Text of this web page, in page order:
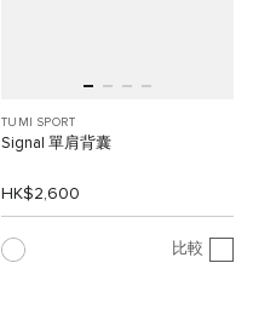
TUMI SPORT
Signal 單肩背囊
HK$2,600
比較